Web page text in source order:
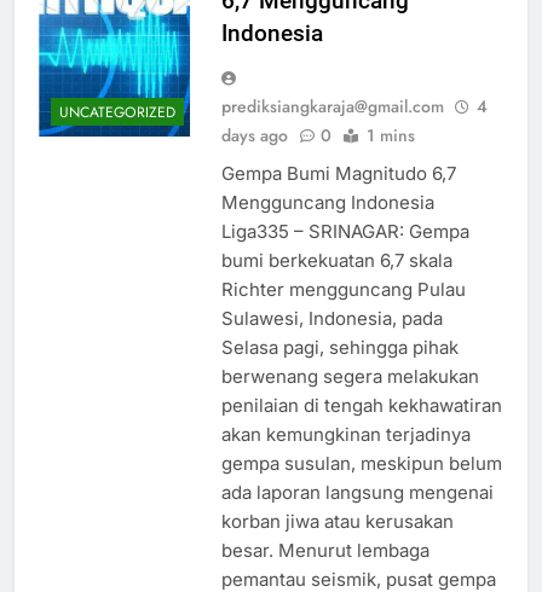
UNCATEGORIZED
Indonesia
prediksiangkaraja@gmail.com
4
days ago
0 1 mins
Gempa Bumi Magnitudo 6,7
Mengguncang Indonesia
Liga335 – SRINAGAR: Gempa
bumi berkekuatan 6,7 skala
Richter mengguncang Pulau
Sulawesi, Indonesia, pada
Selasa pagi, sehingga pihak
berwenang segera melakukan
penilaian di tengah kekhawatiran
akan kemungkinan terjadinya
gempa susulan, meskipun belum
ada laporan langsung mengenai
korban jiwa atau kerusakan
besar. Menurut lembaga
pemantau seismik, pusat gempa